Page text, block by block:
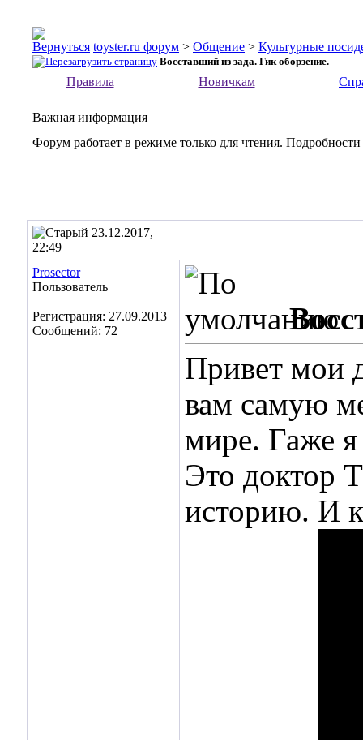
toyster.ru форум > Общение > Культурные
Восставший из зада. Гик оборзение.
Правила Новичкам
Важная информация
Форум работает в режиме только для чтения.
23.12.2017,
22:49
Prosector
Пользователь
Регистрация: 27.09.2013
Сообщений: 72
Привет мои
вам самую
мире. Гаже я
Это доктор
историю. И